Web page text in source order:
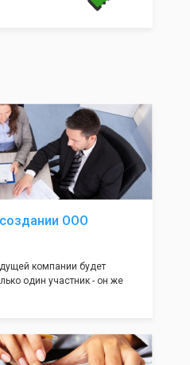
ООО
компании будет
один участник - он же
данное заявление, а Вам
поставить подпись на